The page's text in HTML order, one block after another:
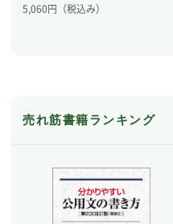
5,060円（税込み）
売れ筋書籍ランキング